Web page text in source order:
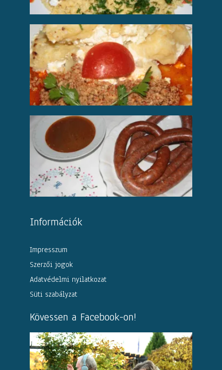
Információk
Impresszum
Szerzői jogok
Adatvédelmi nyilatkozat
Süti szabályzat
Kövessen a Facebook-on!